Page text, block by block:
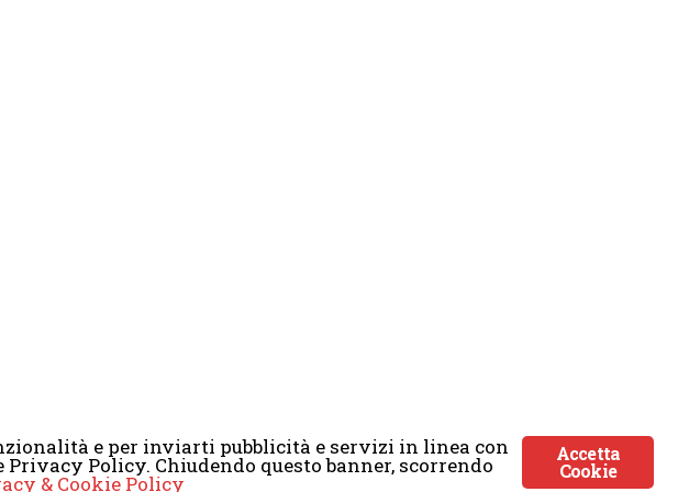
Creato daAtlanticmoon.com
Accetta
Cookie
e per inviarti pubblicità e servizi in linea con
Policy. Chiudendo questo banner, scorrendo
& Cookie Policy